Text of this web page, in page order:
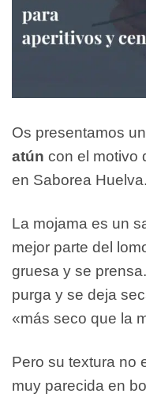
Os presentamos
atún con el motivo
en Saborea Huelva.
La mojama es un
mejor parte del
gruesa y se
purga y se deja
«más seco que la
Pero su textura no
muy parecida en